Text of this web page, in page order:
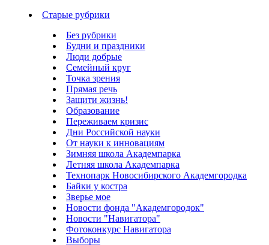
Старые рубрики
Без рубрики
Будни и праздники
Люди добрые
Семейный круг
Точка зрения
Прямая речь
Защити жизнь!
Образование
Переживаем кризис
Дни Российской науки
От науки к инновациям
Зимняя школа Академпарка
Летняя школа Академпарка
Технопарк Новосибирского Академгородка
Байки у костра
Зверье мое
Новости фонда "Академгородок"
Новости "Навигатора"
Фотоконкурс Навигатора
Выборы